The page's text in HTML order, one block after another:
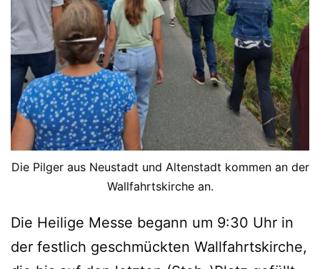
Die Pilger aus Neustadt und Altenstadt kommen an der
Wallfahrtskirche an.
Die Heilige Messe begann um 9:30 Uhr in
der festlich geschmückten Wallfahrtskirche,